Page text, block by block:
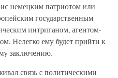
немецким патриотом или
государственным
интриганом, агентом-
Нелегко ему будет прийти к
заключению.
связь с политическими